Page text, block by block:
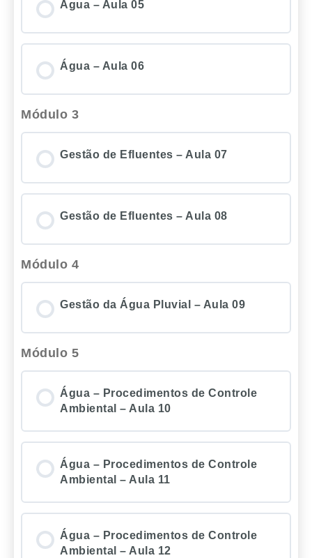
Água – Aula 05
Água – Aula 06
Módulo 3
Gestão de Efluentes – Aula 07
Gestão de Efluentes – Aula 08
Módulo 4
Gestão da Água Pluvial – Aula 09
Módulo 5
Água – Procedimentos de Controle
Ambiental – Aula 10
Água – Procedimentos de Controle
Ambiental – Aula 11
Água – Procedimentos de Controle
Ambiental – Aula 12